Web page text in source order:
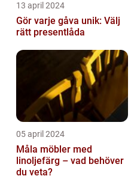
13 april 2024
Gör varje gåva unik: Välj
rätt presentlåda
05 april 2024
Måla möbler med
linoljefärg – vad behöver
du veta?